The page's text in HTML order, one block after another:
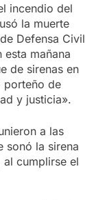
incendio del
la muerte
Defensa Civil
mañana
de sirenas en
porteño de
y justicia».
a las
sonó la sirena
al cumplirse el